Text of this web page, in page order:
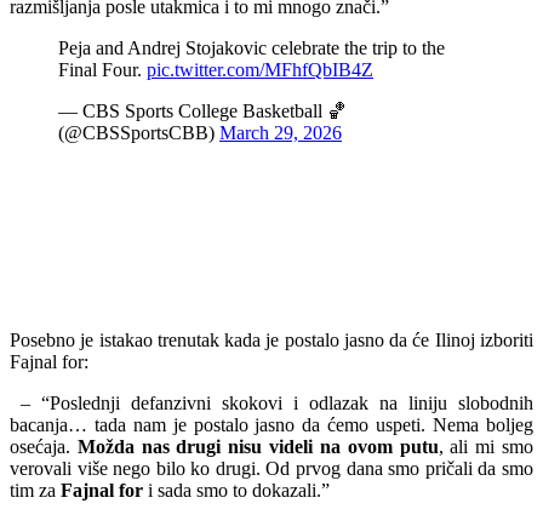
razmišljanja posle utakmica i to mi mnogo znači.”
Peja and Andrej Stojakovic celebrate the trip to the
Final Four. pic.twitter.com/MFhfQbIB4Z
— CBS Sports College Basketball 🏀
(@CBSSportsCBB) March 29, 2026
Posebno je istakao trenutak kada je postalo jasno da će Ilinoj izboriti
Fajnal for:
– “Poslednji defanzivni skokovi i odlazak na liniju slobodnih
bacanja… tada nam je postalo jasno da ćemo uspeti. Nema boljeg
osećaja. Možda nas drugi nisu videli na ovom putu, ali mi smo
verovali više nego bilo ko drugi. Od prvog dana smo pričali da smo
tim za Fajnal for i sada smo to dokazali.”